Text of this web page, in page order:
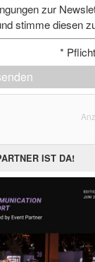
zur
stimme diesen
*
IST DA!